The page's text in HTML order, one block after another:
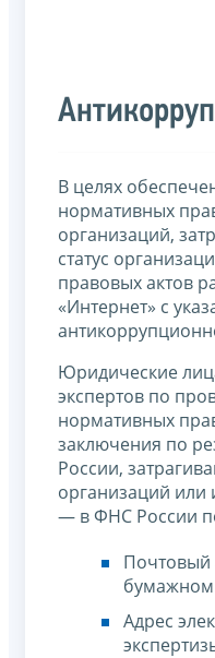
В целях
нормативных
организаций,
статус
правовых актов
«Интернет» с
Юридические
экспертов по
нормативных
заключения по
России,
организаций или
— в ФНС России
Почтовый
бумажном
Адрес